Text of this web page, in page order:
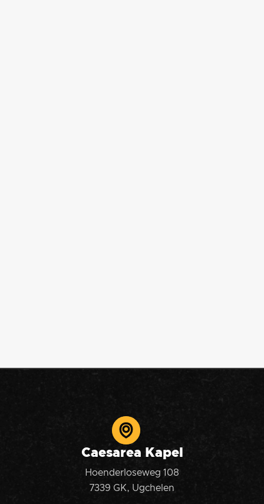
Caesarea Kapel
Hoenderloseweg 108
7339 GK, Ugchelen